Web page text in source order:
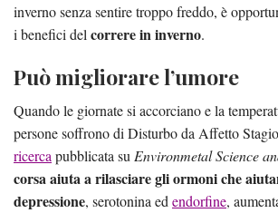
inverno senza sentire troppo freddo, è
i benefici delcorrere in inverno.
Può migliorare l’umore
Quando le giornate si accorciano e la
persone soffrono di Disturbo da Affetto
ricercapubblicata suEnvironmetal Science
corsa aiuta a rilasciare gli ormoni che
depressione, serotonina edendorfine,